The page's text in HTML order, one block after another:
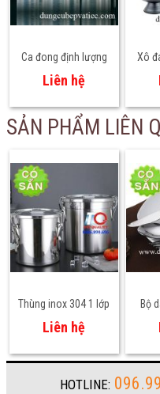
Ca đong định lượng
bằng nhựa TC
Liên hệ
Xô
SẢN PHẨM LIÊN
Thùng inox 304 1 lớp
nắp đậy kín
Liên hệ
Bộ
HOTLINE: